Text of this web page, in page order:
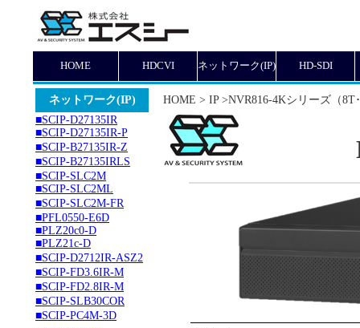
HOME HDCVI ネットワーク(IP) HD-SDI
ネットワーク(IP)
■SCIP-D27135IR
■SCIP-D27135IR-P
■SCIP-B27135IR-Z
■SCIP-B27135IRLS
■SCIP-SLC2M
■SCIP-SLC2ML
■SCIP-SLC2M-FR
■PFL0550-E6D
■PLZ20c0-D
■PLZ21c-D
■SCIP-D2712IR-ASZ2
■SCIP-FD3.6IR-M
■SCIP-FD2.8IR-M
■SCIP-SLB30COR
■SCIP-PC4M-3D
HOME > IP >NVR816-4Kシリーズ（8T